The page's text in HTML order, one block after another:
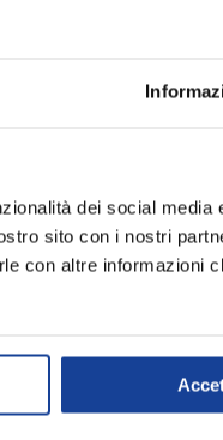
dei social media
sito con i nostri
con altre informazioni